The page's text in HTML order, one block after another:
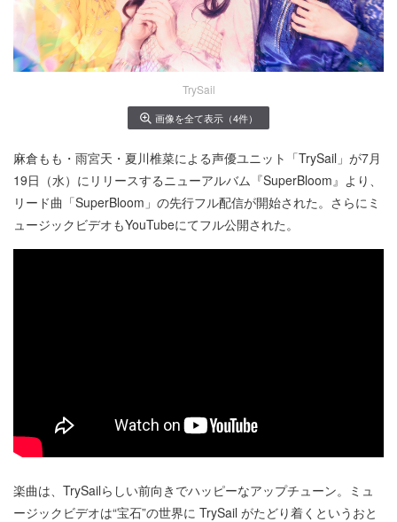
TrySail
画像を全て表示（4件）
麻倉もも・雨宮天・夏川椎菜による声優ユニット「TrySail」が7月
19日（水）にリリースするニューアルバム『SuperBloom』より、
リード曲「SuperBloom」の先行フル配信が開始された。さらにミ
ュージックビデオもYouTubeにてフル公開された。
楽曲は、TrySailらしい前向きでハッピーなアップチューン。ミュ
ージックビデオは“宝石”の世界に TrySail がたどり着くというおと